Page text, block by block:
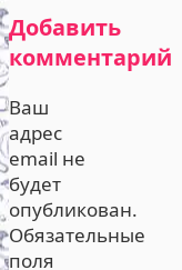
Добавить
комментарий
Ваш
адрес
email не
будет
опубликован.
Обязательные
поля